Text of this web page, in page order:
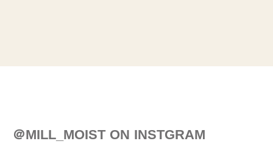
＠MILL_MOIST ON INSTGRAM